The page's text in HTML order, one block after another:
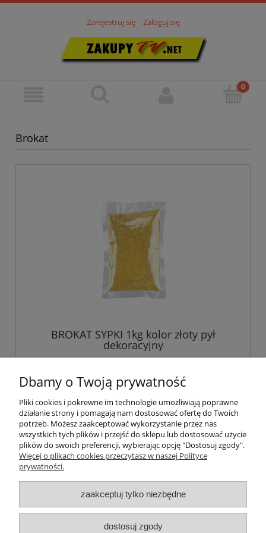
Zarejestruj się Zaloguj się
Brokat
BROKAT SYPKI 1kg kolor złoty pył
dekoracyjny
20,82 zł
powiadom o dostępności
Pomoc
Dbamy o Twoją prywatność
Pliki cookies i pokrewne im technologie umożliwiają poprawne
działanie strony i pomagają nam dostosować ofertę do Twoich
potrzeb. Możesz zaakceptować wykorzystanie przez nas
wszystkich tych plików i przejść do sklepu lub dostosować użycie
plików do swoich preferencji, wybierając opcję "Dostosuj zgody".
Więcej o plikach cookies przeczytasz w naszej Polityce
prywatności.
zaakceptuj tylko niezbędne
dostosuj zgody